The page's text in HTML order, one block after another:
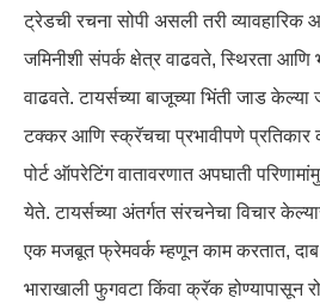
ट्रेडची रचना सोपी असली तरी
जमिनीशी संपर्क क्षेत्र वाढवते, स्थिरता आणि
वाढवते. टायर्सच्या बाजूच्या भिंती जाड केल्या
टक्कर आणि स्क्रॅचचा प्रभावीपणे प्रतिकार
पोर्ट ऑपरेटिंग वातावरणात अपघाती
येते. टायर्सच्या अंतर्गत संरचनेचा विचार
एक मजबूत फ्रेमवर्क म्हणून काम करतात,
भाराखाली फुगवटा किंवा क्रॅक होण्यापासून